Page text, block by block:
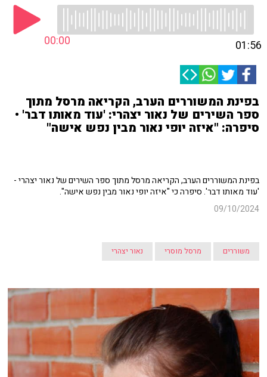
00:00 01:56
בפינת המשוררים הערב, הקריאה מרסל מתוך
ספר השירים של נאור יצהרי: 'עוד מאותו דבר' •
סיפרה: "איזה יופי נאור מבין נפש אישה"
בפינת המשוררים הערב, הקריאה מרסל מתוך ספר השירים של נאור יצהרי -
'עוד מאותו דבר'. סיפרה כי "איזה יופי נאור מבין נפש אישה".
09/10/2024
משוררים מרסל מוסרי נאור יצהרי